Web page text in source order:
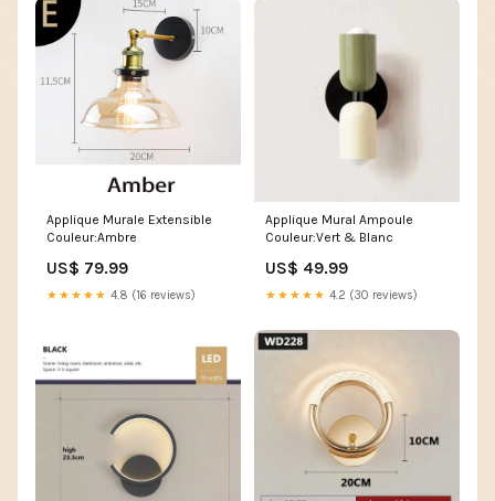
Applique Murale Extensible
Couleur:Ambre
US$ 79.99
★★★★★ 4.8 (16 reviews)
Applique Mural Ampoule
Couleur:Vert & Blanc
US$ 49.99
★★★★★ 4.2 (30 reviews)